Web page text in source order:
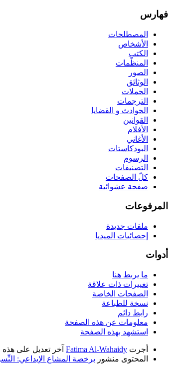
فهارس
المصطلحات
الأشخاص
الكتب
المنظّمات
الصور
الوثائق
الحملات
الترجمات
الحوادث و القضايا
القوانين
الأفلام
الأغاني
البودكاستات
الرسوم
التصنيفات
كلّ الصفحات
صفحة عشوائية
المرفوعات
ملفات جديدة
إحصائيات الميديا
أدوات
ما يربط هنا
تغييرات ذات علاقة
الصفحات الخاصة
نسخة للطباعة
رابط دائم
معلومات عن هذه الصفحة
استشهد بهذه الصفحة
أجرت Fatima Al-Wahaidy آخر تعديل على هذه الصفحة في 09:38، 30
المحتوى منشور برخصة المشاع الإبداعي: